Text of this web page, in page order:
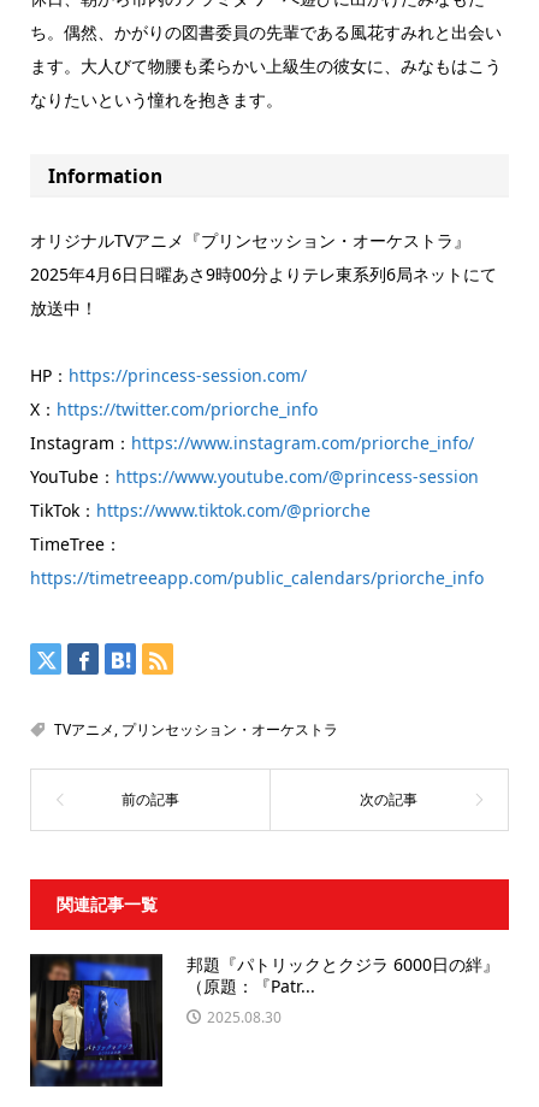
ち。偶然、かがりの図書委員の先輩である風花すみれと出会い
ます。大人びて物腰も柔らかい上級生の彼女に、みなもはこう
なりたいという憧れを抱きます。
Information
オリジナルTVアニメ『プリンセッション・オーケストラ』
2025年4月6日日曜あさ9時00分よりテレ東系列6局ネットにて
放送中！
HP： https://princess-session.com/
X： https://twitter.com/priorche_info
Instagram： https://www.instagram.com/priorche_info/
YouTube： https://www.youtube.com/@princess-session
TikTok： https://www.tiktok.com/@priorche
TimeTree：
https://timetreeapp.com/public_calendars/priorche_info
TVアニメ, プリンセッション・オーケストラ
関連記事一覧
邦題『パトリックとクジラ 6000日の絆』
（原題：『Patr...
2025.08.30